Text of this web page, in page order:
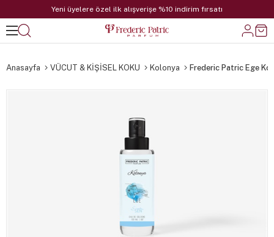
Yeni üyelere özel ilk alışverişe %10 indirim fırsatı
Anasayfa VÜCUT & KİŞİSEL KOKU Kolonya Frederic Patric Ege